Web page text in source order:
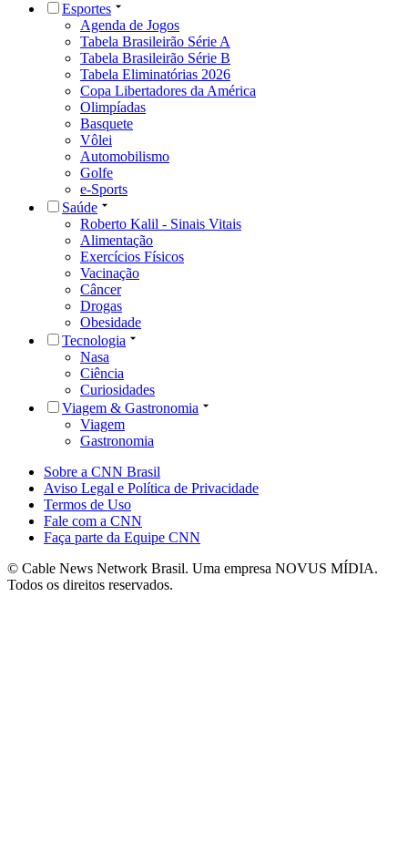
Esportes
Agenda de Jogos
Tabela Brasileirão Série A
Tabela Brasileirão Série B
Tabela Eliminatórias 2026
Copa Libertadores da América
Olimpíadas
Basquete
Vôlei
Automobilismo
Golfe
e-Sports
Saúde
Roberto Kalil - Sinais Vitais
Alimentação
Exercícios Físicos
Vacinação
Câncer
Drogas
Obesidade
Tecnologia
Nasa
Ciência
Curiosidades
Viagem & Gastronomia
Viagem
Gastronomia
Sobre a CNN Brasil
Aviso Legal e Política de Privacidade
Termos de Uso
Fale com a CNN
Faça parte da Equipe CNN
© Cable News Network Brasil. Uma empresa NOVUS MÍDIA.
Todos os direitos reservados.